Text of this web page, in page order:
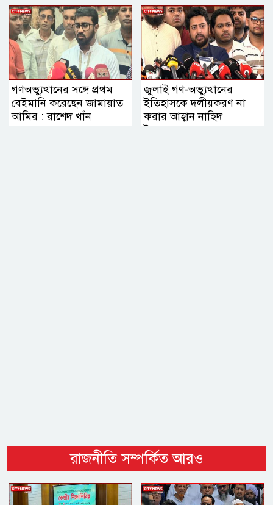
গিয়েছে
গণঅভ্যুত্থানের সঙ্গে প্রথম
বেইমানি করেছেন জামায়াত
আমির : রাশেদ খাঁন
জুলাই গণ-অভ্যুত্থানের
ইতিহাসকে দলীয়করণ না
করার আহ্বান নাহিদ
ইসলামের
রাজনীতি সম্পর্কিত আরও